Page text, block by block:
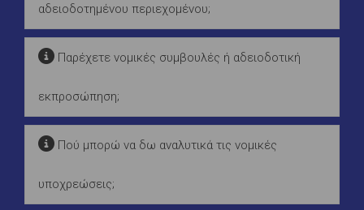
αδειοδοτημένου περιεχομένου;
Παρέχετε νομικές συμβουλές ή αδειοδοτική
εκπροσώπηση;
Πού μπορώ να δω αναλυτικά τις νομικές
υποχρεώσεις;